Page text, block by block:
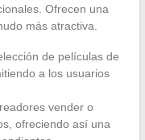
Ofrecen una
más atractiva.
de películas de
a los usuarios
vender o
ofreciendo así una